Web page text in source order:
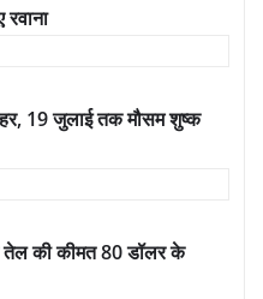
19 जुलाई तक मौसम शुष्क
तेल की कीमत 80 डॉलर के